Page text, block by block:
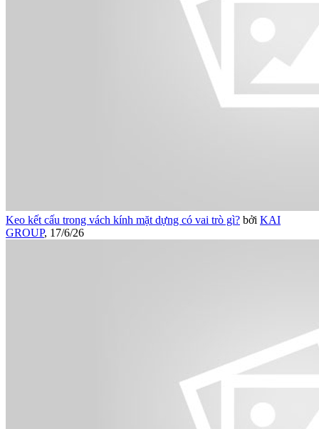
Keo kết cấu trong vách kính mặt dựng có vai trò gì? bởi KAI
GROUP, 17/6/26